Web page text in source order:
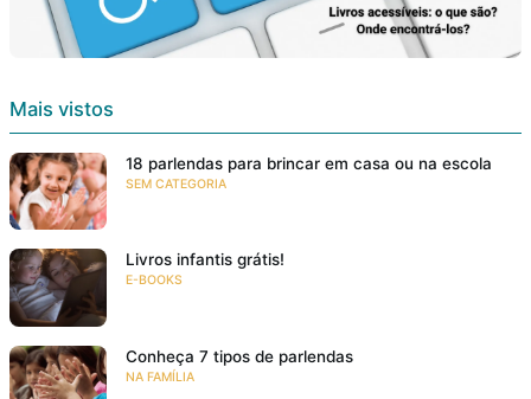
Mais vistos
18 parlendas para brincar em casa ou na escola
SEM CATEGORIA
Livros infantis grátis!
E-BOOKS
Conheça 7 tipos de parlendas
NA FAMÍLIA